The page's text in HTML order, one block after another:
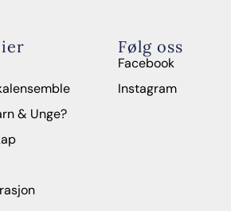
& Unge?
Følg oss
Facebook
Instagram